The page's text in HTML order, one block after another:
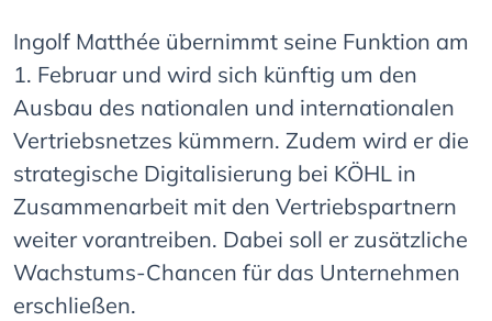
Ingolf Matthée übernimmt seine Funktion am
1. Februar und wird sich künftig um den
Ausbau des nationalen und internationalen
Vertriebsnetzes kümmern. Zudem wird er die
strategische Digitalisierung bei KÖHL in
Zusammenarbeit mit den Vertriebspartnern
weiter vorantreiben. Dabei soll er zusätzliche
Wachstums-Chancen für das Unternehmen
erschließen.